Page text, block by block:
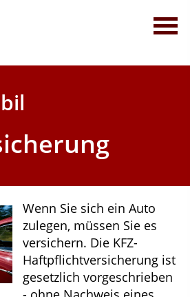
Wenn Sie sich ein Auto
zulegen, müssen Sie es
versichern. Die KFZ-
Haftpflichtversicherung ist
gesetzlich vorgeschrieben